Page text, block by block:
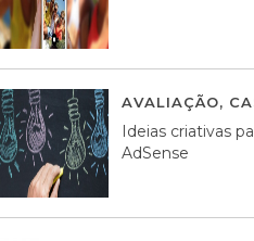
AVALIAÇÃO,
Ideias criativas
AdSense